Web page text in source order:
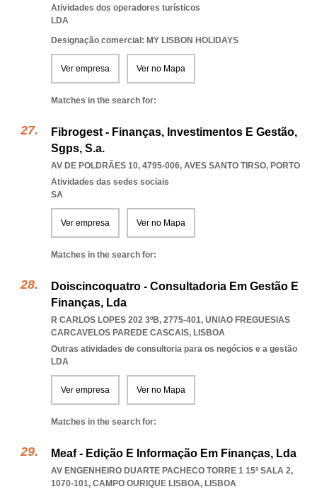
Atividades dos operadores turísticos
LDA
Designação comercial: MY LISBON HOLIDAYS
Ver empresa Ver no Mapa
Matches in the search for:
Fibrogest - Finanças, Investimentos E Gestão,
Sgps, S.a.
AV DE POLDRÃES 10, 4795-006, AVES SANTO TIRSO, PORTO
Atividades das sedes sociais
SA
Ver empresa Ver no Mapa
Matches in the search for:
Doiscincoquatro - Consultadoria Em Gestão E
Finanças, Lda
R CARLOS LOPES 202 3ºB, 2775-401, UNIAO FREGUESIAS
CARCAVELOS PAREDE CASCAIS, LISBOA
Outras atividades de consultoria para os negócios e a gestão
LDA
Ver empresa Ver no Mapa
Matches in the search for:
Meaf - Edição E Informação Em Finanças, Lda
AV ENGENHEIRO DUARTE PACHECO TORRE 1 15º SALA 2,
1070-101, CAMPO OURIQUE LISBOA, LISBOA